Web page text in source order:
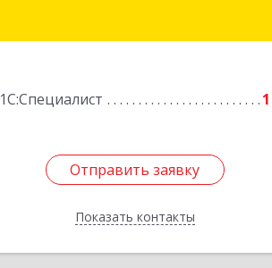
1С:Специалист 1
Отправить заявку
Показать контакты
Подробнее
Отправить заявку
Назад